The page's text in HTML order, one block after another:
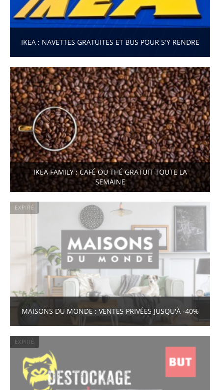
IKEA : NAVETTES GRATUITES ET BUS POUR S'Y RENDRE
IKEA FAMILY : CAFÉ OU THÉ GRATUIT TOUTE LA
SEMAINE
EXPIRÉ
MAISONS DU MONDE : VENTES PRIVÉES JUSQU'À -40%
EXPIRÉ